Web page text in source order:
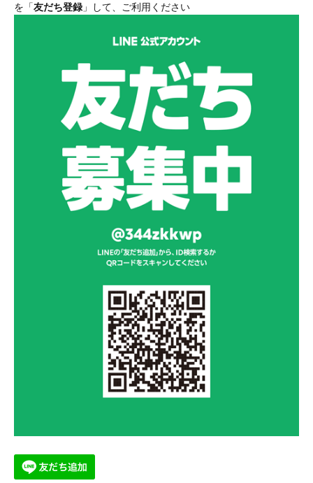
を「友だち登録 」して、ご利用ください